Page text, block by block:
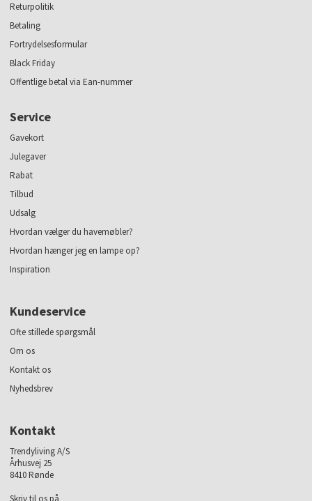
Returpolitik
Betaling
Fortrydelsesformular
Black Friday
Offentlige betal via Ean-nummer
Service
Gavekort
Julegaver
Rabat
Tilbud
Udsalg
Hvordan vælger du havemøbler?
Hvordan hænger jeg en lampe op?
Inspiration
Kundeservice
Ofte stillede spørgsmål
Om os
Kontakt os
Nyhedsbrev
Kontakt
Trendyliving A/S
Århusvej 25
8410 Rønde